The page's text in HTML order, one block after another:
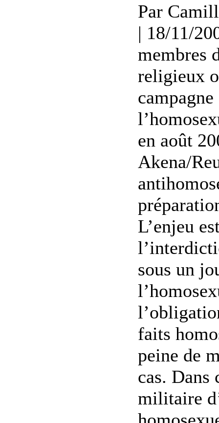
Par
| 18/11/
membres
religieux
en août
Akena/
L’enjeu
sous un
faits
peine de
cas. Dans
militaire